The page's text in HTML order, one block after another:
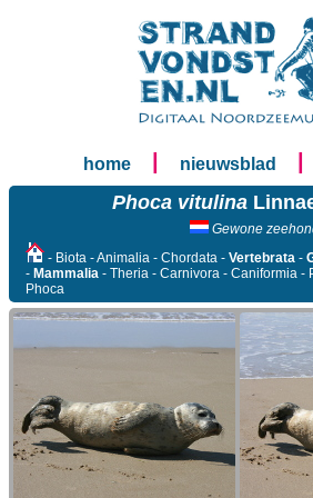
home nieuwsblad
Phoca vitulina
Gewone
- Biota - Animalia - Chordata - Vertebrata -
- Mammalia - Theria - Carnivora - Caniformia -
Phoca